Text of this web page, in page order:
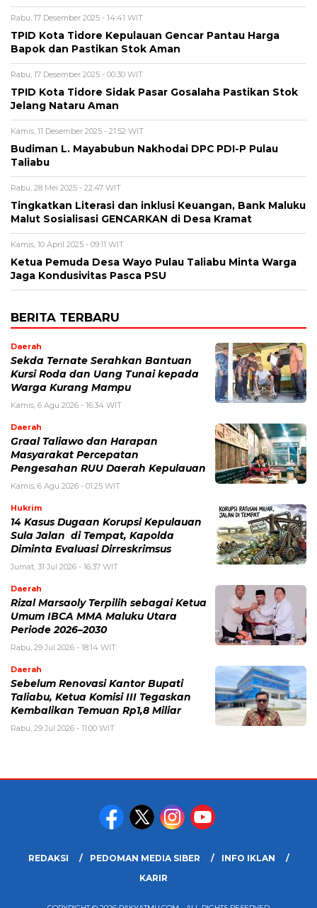
Rabu, 17 Desember 2025 - 14:41 WIT
TPID Kota Tidore Kepulauan Gencar Pantau Harga
Bapok dan Pastikan Stok Aman
Rabu, 17 Desember 2025 - 00:30 WIT
TPID Kota Tidore Sidak Pasar Gosalaha Pastikan Stok
Jelang Nataru Aman
Kamis, 11 Desember 2025 - 21:52 WIT
Budiman L. Mayabubun Nakhodai DPC PDI-P Pulau
Taliabu
Rabu, 28 Mei 2025 - 22:47 WIT
Tingkatkan Literasi dan inklusi Keuangan, Bank Maluku
Malut Sosialisasi GENCARKAN di Desa Kramat
Kamis, 10 April 2025 - 09:11 WIT
Ketua Pemuda Desa Wayo Pulau Taliabu Minta Warga
Jaga Kondusivitas Pasca PSU
BERITA TERBARU
Daerah
Sekda Ternate Serahkan Bantuan
Kursi Roda dan Uang Tunai kepada
Warga Kurang Mampu
Kamis, 6 Agu 2026 - 16:34 WIT
Daerah
Graal Taliawo dan Harapan
Masyarakat Percepatan
Pengesahan RUU Daerah Kepulauan
Kamis, 6 Agu 2026 - 01:25 WIT
Hukrim
14 Kasus Dugaan Korupsi Kepulauan
Sula Jalan di Tempat, Kapolda
Diminta Evaluasi Dirreskrimsus
Jumat, 31 Jul 2026 - 16:37 WIT
Daerah
Rizal Marsaoly Terpilih sebagai Ketua
Umum IBCA MMA Maluku Utara
Periode 2026–2030
Rabu, 29 Jul 2026 - 18:14 WIT
Daerah
Sebelum Renovasi Kantor Bupati
Taliabu, Ketua Komisi III Tegaskan
Kembalikan Temuan Rp1,8 Miliar
Rabu, 29 Jul 2026 - 11:00 WIT
REDAKSI PEDOMAN MEDIA SIBER
INFO IKLAN
KARIR